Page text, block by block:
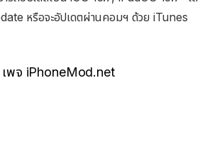
หรือจะอัปเดตผ่านคอมฯ ด้วย iTunes
พจ iPhoneMod.net